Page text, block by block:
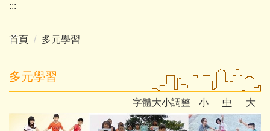
行政及成果
環境教育成果
:::
首頁 多元學習
多元學習
字體大小調整 小 中 大